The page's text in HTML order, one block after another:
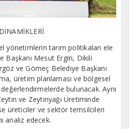
yönetimlerin tarım politikaları ele
Başkanı Mesut Ergin, Dikili
ve Gömeç Belediye Başkanı
üretim planlaması ve bölgesel
değerlendirmelerde bulunacak. Aynı
ve Zeytinyağı Üretiminde
üreticiler ve sektör temsilcileri
analiz edecek.